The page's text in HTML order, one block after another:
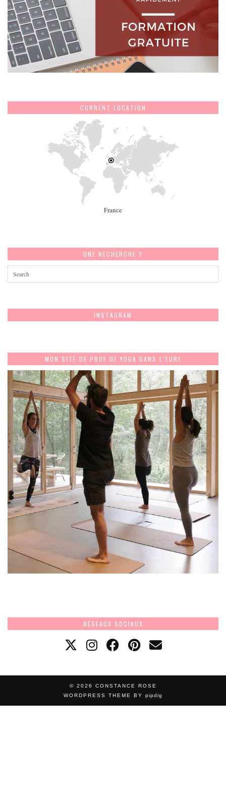
CURRENT LOCATION
France
UNE RECHERCHE ?
INSTAGRAM
MON SITE DE PROF DE YOGA DANS L’EURE
RÉSEAUX SOCIAUX
© 2026 CONSTANCE ROSE
WORDPRESS THEME BY pipdig